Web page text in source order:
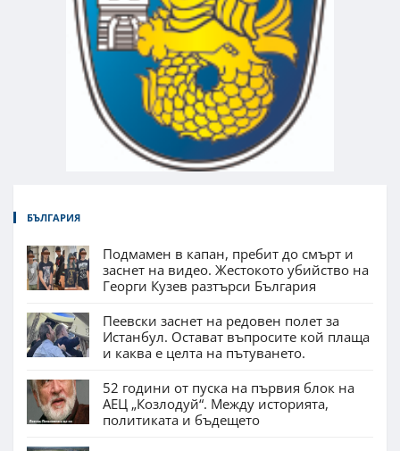
БЪЛГАРИЯ
Подмамен в капан, пребит до смърт и
заснет на видео. Жестокото убийство на
Георги Кузев разтърси България
Пеевски заснет на редовен полет за
Истанбул. Остават въпросите кой плаща
и каква е целта на пътуването.
52 години от пуска на първия блок на
АЕЦ „Козлодуй“. Между историята,
политиката и бъдещето